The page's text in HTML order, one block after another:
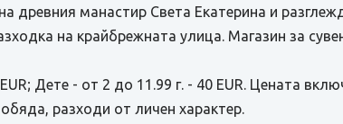
древния манастир Света Екатерина и
на крайбрежната улица. Магазин за
Дете - от 2 до 11.99 г. - 40 EUR. Цената
разходи от личен характер.